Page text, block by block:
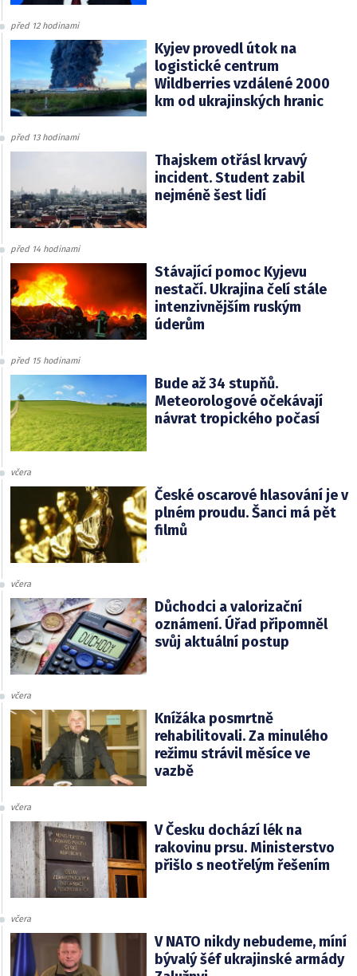
před 12 hodinami
Kyjev provedl útok na
logistické centrum
Wildberries vzdálené 2000
km od ukrajinských hranic
před 13 hodinami
Thajskem otřásl krvavý
incident. Student zabil
nejméně šest lidí
před 14 hodinami
Stávající pomoc Kyjevu
nestačí. Ukrajina čelí stále
intenzivnějším ruským
úderům
před 15 hodinami
Bude až 34 stupňů.
Meteorologové očekávají
návrat tropického počasí
včera
České oscarové hlasování je v
plném proudu. Šanci má pět
filmů
včera
Důchodci a valorizační
oznámení. Úřad připomněl
svůj aktuální postup
včera
Knížáka posmrtně
rehabilitovali. Za minulého
režimu strávil měsíce ve
vazbě
včera
V Česku dochází lék na
rakovinu prsu. Ministerstvo
přišlo s neotřelým řešením
včera
V NATO nikdy nebudeme, míní
bývalý šéf ukrajinské armády